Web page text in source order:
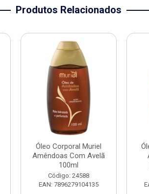
Produtos Relacionados
Óleo Corporal Muriel
Amêndoas Com Avelã
100ml
Código: 24588
EAN: 7896279104135